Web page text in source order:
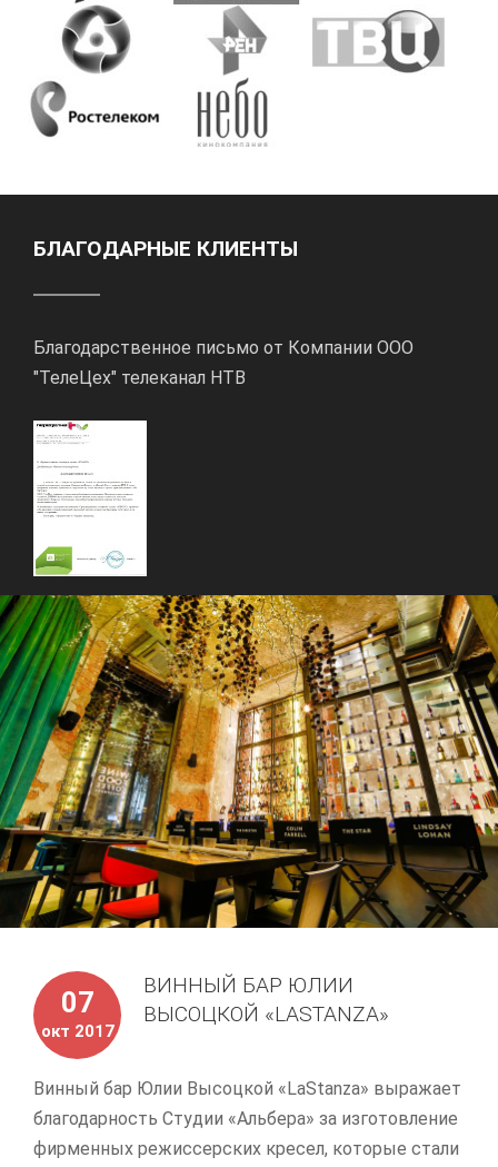
БЛАГОДАРНЫЕ КЛИЕНТЫ
Благодарственное письмо от Компании ООО
"ТелеЦех" телеканал НТВ
07
окт 2017
ВИННЫЙ БАР ЮЛИИ
ВЫСОЦКОЙ «LASTANZA»
Винный бар Юлии Высоцкой «LaStanza» выражает
благодарность Студии «Альбера» за изготовление
фирменных режиссерских кресел, которые стали